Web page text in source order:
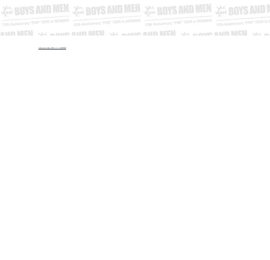
©︎BOYS AND MEN 15周年バスツアー運営事務局